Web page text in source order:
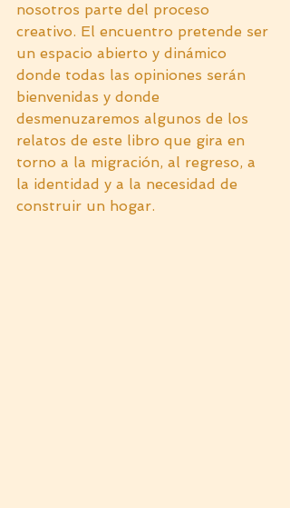
nosotros parte del proceso
creativo. El encuentro pretende ser
un espacio abierto y dinámico
donde todas las opiniones serán
bienvenidas y donde
desmenuzaremos algunos de los
relatos de este libro que gira en
torno a la migración, al regreso, a
la identidad y a la necesidad de
construir un hogar.